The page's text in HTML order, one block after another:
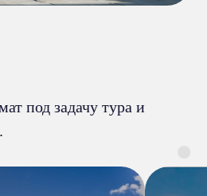
под задачу тура и